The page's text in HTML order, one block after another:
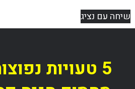
שיחה עם נציג
5 טעויות